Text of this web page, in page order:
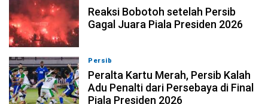
Reaksi Bobotoh setelah Persib
Gagal Juara Piala Presiden 2026
Persib
Peralta Kartu Merah, Persib Kalah
Adu Penalti dari Persebaya di Final
Piala Presiden 2026